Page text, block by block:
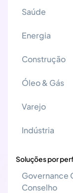
Saúde
Energia
Construção
Óleo & Gás
Varejo
Indústria
Soluções por
Governance
Conselho